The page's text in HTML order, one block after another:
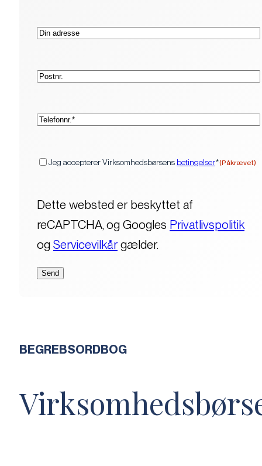
Adresse
Postnr.
Telefon*
Jeg accepterer Virksomhedsbørsens betingelser*(Påkrævet)
Dette websted er beskyttet af
reCAPTCHA, og Googles Privatlivspolitik
og Servicevilkårgælder.
BEGREBSORDBOG